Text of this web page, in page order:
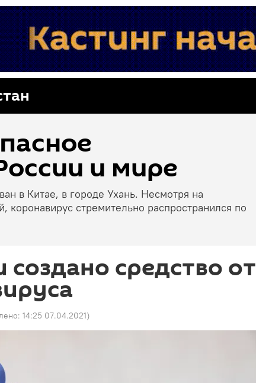
и мире
в Китае, в городе Ухань. Несмотря на
коронавирус стремительно распространился по
создано средство от
14:25 07.04.2021)